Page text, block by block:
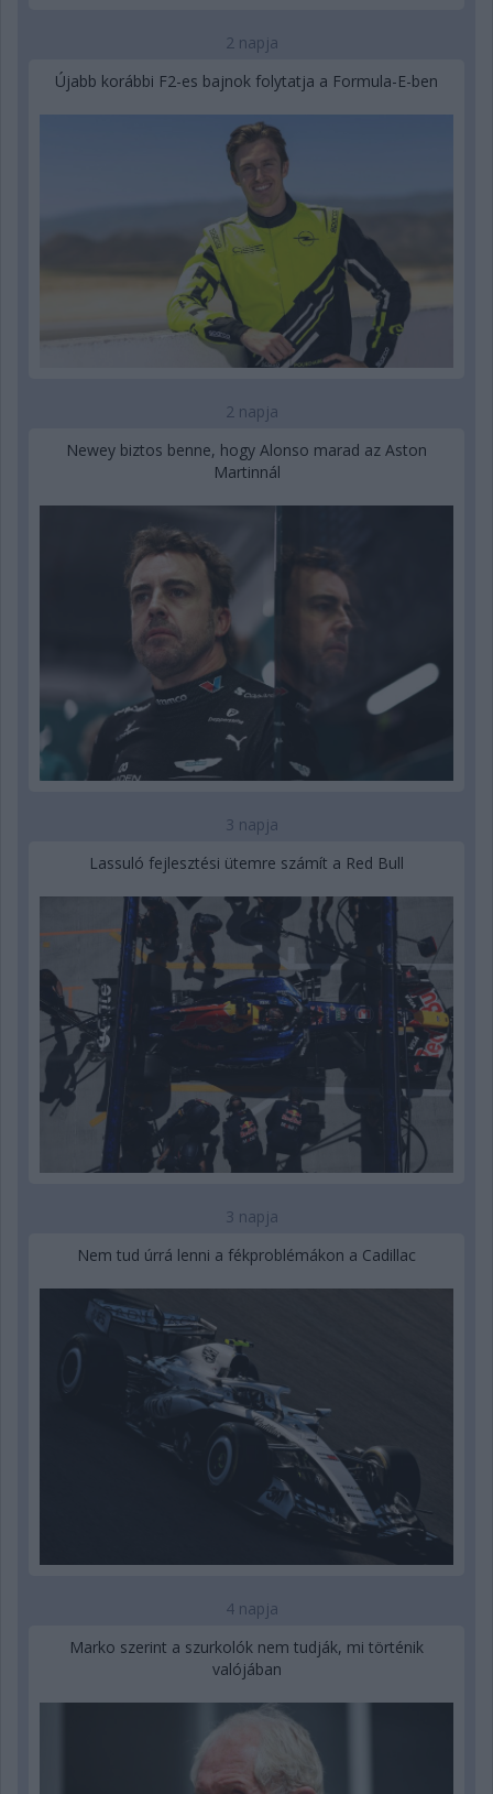
2 napja
Újabb korábbi F2-es bajnok folytatja a Formula-E-ben
2 napja
Newey biztos benne, hogy Alonso marad az Aston
Martinnál
3 napja
Lassuló fejlesztési ütemre számít a Red Bull
3 napja
Nem tud úrrá lenni a fékproblémákon a Cadillac
4 napja
Marko szerint a szurkolók nem tudják, mi történik
valójában